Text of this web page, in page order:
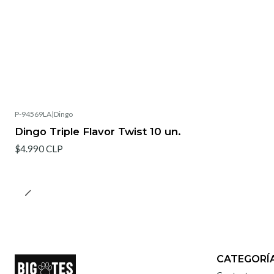
P-94569LA|Dingo
Dingo Triple Flavor Twist 10 un.
$4.990 CLP